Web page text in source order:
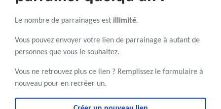
Le nombre de parrainages est illimité.
Vous pouvez envoyer votre lien de parrainage à autant de
personnes que vous le souhaitez.
Vous ne retrouvez plus ce lien ? Remplissez le formulaire à
nouveau pour en recréer un.